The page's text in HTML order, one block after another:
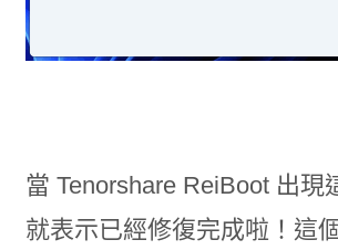
當 Tenorshare ReiBoot 出現
就表示已經修復完成啦！這